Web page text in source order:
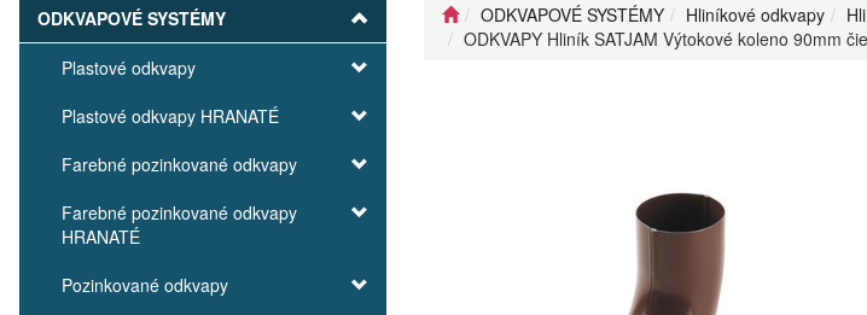
ODKVAPOVÉ SYSTÉMY
Plastové odkvapy
Plastové odkvapy HRANATÉ
Farebné pozinkované odkvapy
Farebné pozinkované odkvapy
HRANATÉ
Pozinkované odkvapy
ODKVAPOVÉ SYSTÉMY Hliníkové odkvapy
ODKVAPY Hliník SATJAM Výtokové koleno 90mm